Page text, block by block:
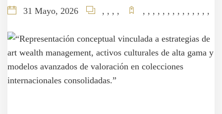
31 Mayo, 2026 Adquirir Obras De Arte
, Comprar Cuadros Al Óleo
, Cuadros De Autor Para
, Pinturas Exclusivas Para
, Venta De Arte
Arte
, Arte Moderno Para
, Comprar Arte
, Comprar Arte
, Comprar Arte
, Comprar
, Cuadros
, Cuadros Al
, Cuadros
, , Galería
, , , ,